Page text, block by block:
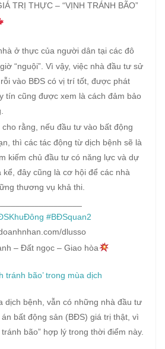
TRỊ THỰC – “VỊNH TRÁNH BÃO”
ở thực của người dân tại các đô
“nguội”. Vì vậy, việc nhà đầu tư sử
vào BĐS có vị trí tốt, được phát
tín cũng được xem là cách đảm bảo
cho rằng, nếu đầu tư vào bất động
thì các tác động từ dịch bệnh sẽ là
kiếm chủ đầu tư có năng lực và dự
kể, đây cũng là cơ hội để các nhà
thương vụ khả thi.
#BĐSquan2
dlusso
– Đất ngọc – Giao hòa
tránh bão’ trong mùa dịch
dịch bệnh, vẫn có những nhà đầu tư
bất động sản (BĐS) giá trị thật, vì
bão” hợp lý trong thời điểm này.